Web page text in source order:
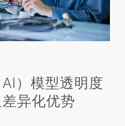
）模型透明度
异化优势